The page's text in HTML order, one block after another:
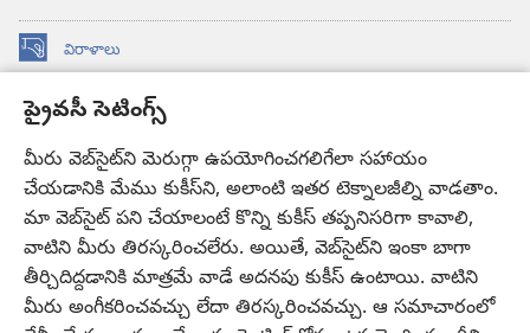
ప్రైవసీ సెటింగ్స్
మీరు వెబ్‌సైట్‌ని మెరుగ్గా ఉపయోగించగలిగేలా సహాయం
చేయడానికి మేము కుకీస్‌ని, అలాంటి ఇతర టెక్నాలజీల్ని వాడతాం.
మా వెబ్‌సైట్‌ పని చేయాలంటే కొన్ని కుకీస్‌ తప్పనిసరిగా కావాలి,
వాటిని మీరు తిరస్కరించలేరు. అయితే, వెబ్‌సైట్‌ని ఇంకా బాగా
తీర్చిదిద్దడానికి మాత్రమే వాడే అదనపు కుకీస్‌ ఉంటాయి. వాటిని
మీరు అంగీకరించవచ్చు లేదా తిరస్కరించవచ్చు. ఆ సమాచారంలో
విరాళాలు
(కొత్త
ఓపెన్‌ కావలికోట ఆన్‌లైన్‌ లైబ్రరీ
(కొత్త
విండో
ఓపెన్‌
అవుతుంది)
JW Hub
(కొత్త
విండో
ఓపెన్‌
అవుతుంది)
JW లైబ్రరీ యాప్‌
కావలికోట లైబ్రరీ